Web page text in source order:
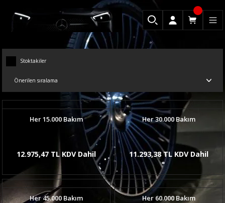
Stoktakiler
Her 15.000 Bakım
12.975,47 TL KDV Dahil
Her 30.000 Bakım
11.293,38 TL KDV Dahil
Her 45.000 Bakım Her 60.000 Bakım